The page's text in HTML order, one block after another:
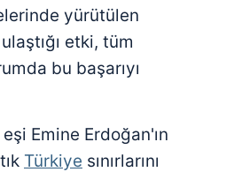
yürütülen
etki, tüm
bu başarıyı
Emine Erdoğan'ın
Türkiye sınırlarını